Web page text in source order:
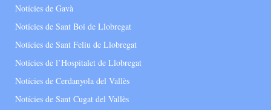
Notícies de Gavà
Notícies de Sant Boi de Llobregat
Notícies de Sant Feliu de Llobregat
Notícies de l’Hospitalet de Llobregat
Notícies de Cerdanyola del Vallès
Notícies de Sant Cugat del Vallès